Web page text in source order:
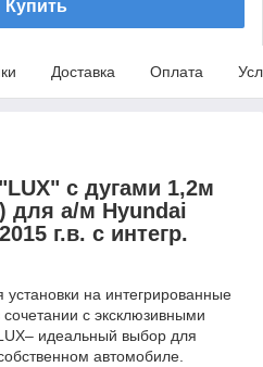
Купить
Доставка Оплата
с дугами 1,2м
для а/м Hyundai
г.в. с интегр.
на интегрированные
с эксклюзивными
идеальный выбор для
автомобиле.